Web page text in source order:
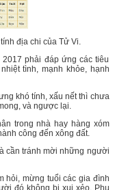
địa chi của Tử Vi.
phải đáp ứng các tiêu
tình, mạnh khỏe, hạnh
khó tính, xấu nết thì chưa
và ngược lại.
trong nhà hay hàng xóm
công đến xông đất.
cần tránh mời những người
hỏi, mừng tuổi các gia đình
đó không bị xui xẻo. Phụ